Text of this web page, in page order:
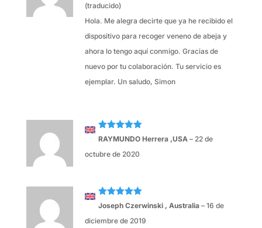
(traducido)
Hola. Me alegra decirte que ya he recibido el
dispositivo para recoger veneno de abeja y
ahora lo tengo aquí conmigo. Gracias de
nuevo por tu colaboración. Tu servicio es
ejemplar. Un saludo, Simon
Valorado
RAYMUNDO Herrera ,USA – 22 de
octubre de 2020
Valorado
5
Joseph Czerwinski , Australia – 16 de
diciembre de 2019